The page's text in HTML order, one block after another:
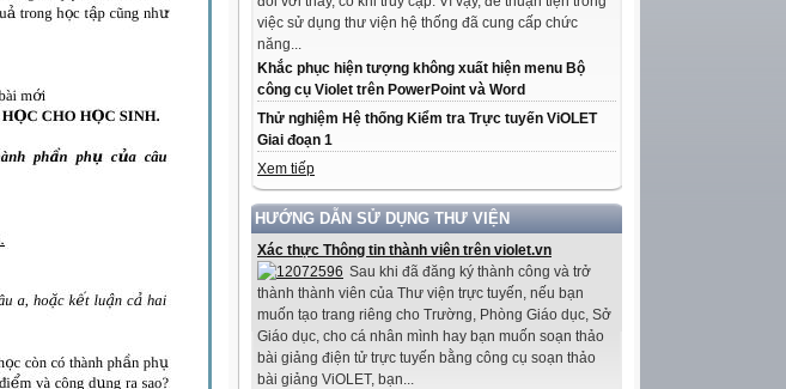
việc sử dụng thư viện hệ thống đã cung cấp chức
năng...
Khắc phục hiện tượng không xuất hiện menu Bộ
công cụ Violet trên PowerPoint và Word
Thử nghiệm Hệ thống Kiểm tra Trực tuyến ViOLET
Giai đoạn 1
Xem tiếp
HƯỚNG DẪN SỬ DỤNG THƯ VIỆN
Xác thực Thông tin thành viên trên violet.vn
Sau khi đã đăng ký thành công và trở
thành thành viên của Thư viện trực tuyến, nếu bạn
muốn tạo trang riêng cho Trường, Phòng Giáo dục, Sở
Giáo dục, cho cá nhân mình hay bạn muốn soạn thảo
bài giảng điện tử trực tuyến bằng công cụ soạn thảo
bài giảng ViOLET, bạn...